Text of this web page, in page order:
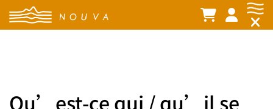
Qu’est-ce qui / qu’il se